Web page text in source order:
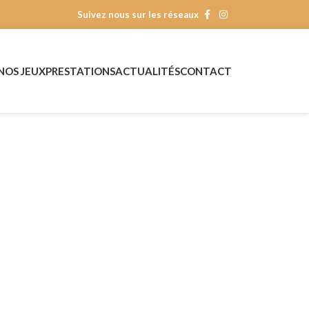
Suivez nous sur les réseaux
JEUXPRESTATIONSACTUALITÉSCONTACT